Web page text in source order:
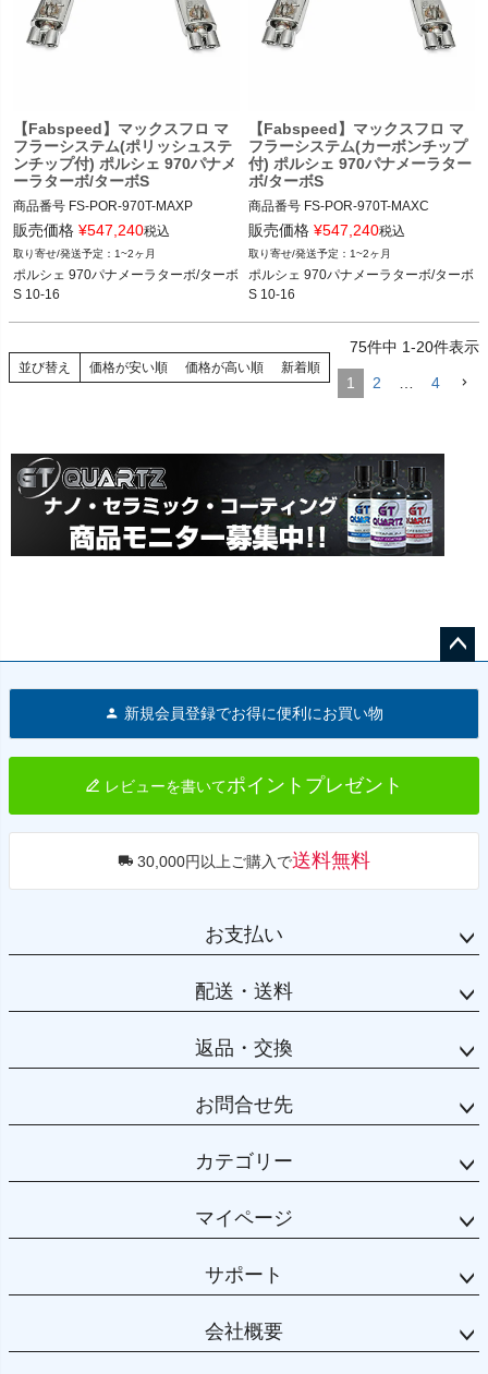
【Fabspeed】マックスフロ マ
フラーシステム(ポリッシュステ
ンチップ付) ポルシェ 970パナメ
ーラターボ/ターボS
商品番号 FS-POR-970T-MAXP
FS_POR_970T_MAXP
12FAB"FS.POR.970T.MAXP"
S 10-16
販売価格 ¥547,240税込
1~2ヶ月
ポルシェ 970パナメーラターボ/ターボ
S 10-16
【Fabspeed】マックスフロ マ
フラーシステム(カーボンチップ
付) ポルシェ 970パナメーラター
ボ/ターボS
商品番号 FS-POR-970T-MAXC
FS_POR_970T_MAXC
12FAB"FS.POR.970T.MAXC"
S 10-16
販売価格 ¥547,240税込
1~2ヶ月
ポルシェ 970パナメーラターボ/ターボ
S 10-16
並び替え 価格が安い順 価格が高い順 新着順
75件中 1-20件表示
1 2 4
へ
新規会員登録でお得に便利にお買い物
レビューを書いてポイントプレゼント
30,000円以上ご購入で送料無料
お支払い
配送・送料
返品・交換
お問合せ先
カテゴリー
マイページ
サポート
会社概要